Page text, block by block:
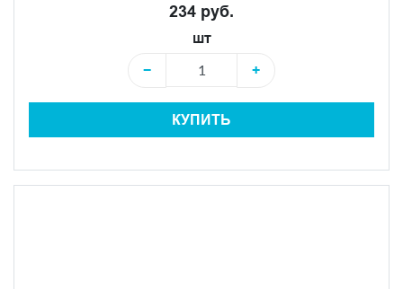
234 руб.
шт
−
+
КУПИТЬ